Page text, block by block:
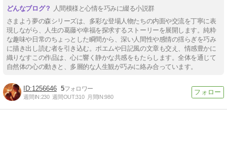
人間模様と心情を巧みに綴る小説群
さまよう夢の森シリーズは、多彩な登場人物たちの内面や交流を丁寧に表
現しながら、人生の葛藤や幸福を探求するストーリーを展開します。純粋
な趣味や日常のちょっとした瞬間から、深い人間性や感情の揺らぎを巧み
に描き出し読む者を引き込む。ポエムや日記風の文章も交え、情感豊かに
織りなすこの作品は、心に響く静かな共感をもたらします。全体を通じて
自然体の心の動きと、多層的な人生観が巧みに絡み合っています。
1256646 5
週間IN:230 週間OUT:310 月間IN:980